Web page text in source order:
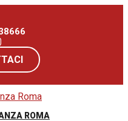
ROMA